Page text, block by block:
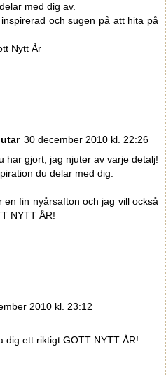
med dig av.
och sugen på att hita på
Nytt År
30 december 2010 kl. 22:26
har gjort, jag njuter av varje detalj!
du delar med dig.
en fin nyårsafton och jag vill också
NYTT ÅR!
2010 kl. 23:12
dig ett riktigt GOTT NYTT ÅR!